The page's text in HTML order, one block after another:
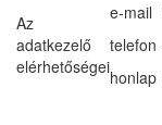
Az
adatkezelő
elérhetőségei
e-mail
telefon
honlap